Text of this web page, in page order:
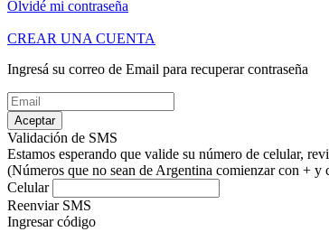
Olvidé mi contraseña
CREAR UNA CUENTA
Ingresá su correo de Email para recuperar contraseña
Aceptar
Validación de SMS
Estamos esperando que valide su número de celular,
(Números que no sean de Argentina comienzar con +
Celular
Reenviar SMS
Ingresar código